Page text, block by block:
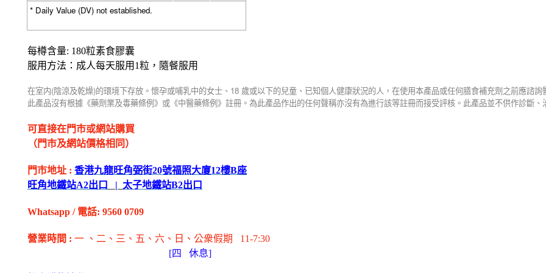
* Daily Value (DV) not established.
每樽含量: 180粒素食膠囊
服用方法：成人每天服用 1粒，隨餐服用
在室内(陰涼及乾燥)的環境下存放。懷孕或哺乳中的女士、 18 歲或以下的兒童、已知個人健康狀況的人，在使用本產品或任何膳食補充劑之前應諮詢
此產品沒有根據《藥劑業及毒藥條例》或《中醫藥條例》註冊。為此產品作出的任何聲稱亦沒有為進行該等註冊而接受評核。此產品並不供作診斷、
可直接在門市或網站購買
（門市及網站價格相同）
門市地址 : 香港九龍旺角弼街20號福照大廈12樓B座
旺角地鐵站A2出 口 | 太子地鐵站B2出 口
Whatsapp / 電話: 9560 0709
營業時間 : 一 、二、三、五 、六 、日 、公衆假期
11-7:30
[四 休息]